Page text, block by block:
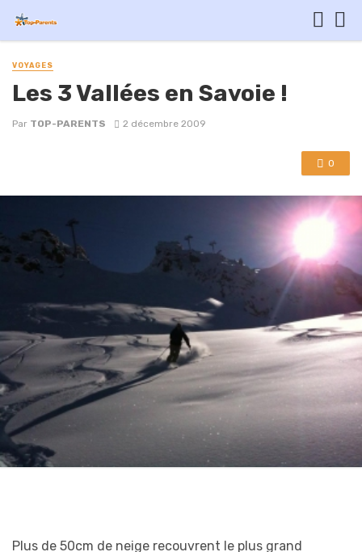
VOYAGES
Les 3 Vallées en Savoie !
Par TOP-PARENTS 2 décembre 2009
0
Plus de 50cm de neige recouvrent le plus grand